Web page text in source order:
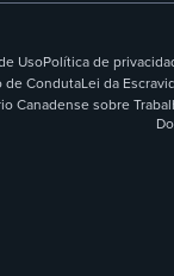
UsoPolítica de
de CondutaLei da
Canadense sobre